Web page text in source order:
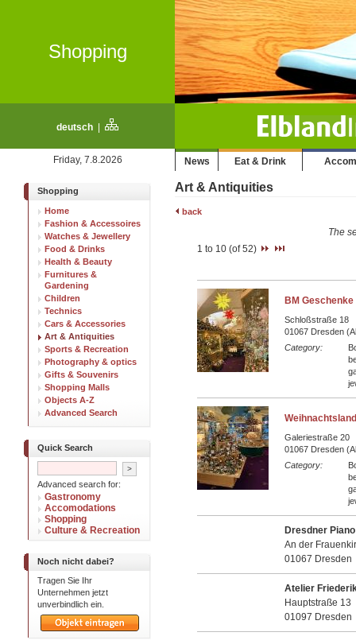
Shopping
deutsch
Friday, 7.8.2026 News Eat & Drink
Shopping
Home
Fashion & Accessoires
Watches & Jewellery
Food & Drinks
Health & Beauty
Furnitures &
Gardening
Children
Technics
Cars & Accessories
Art & Antiquities
Sports & Recreation
Photography & optics
Gifts & Souvenirs
Shopping Malls
Objects A-Z
Advanced Search
Quick Search
Advanced search for:
Gastronomy
Accomodations
Shopping
Culture & Recreation
Noch nicht dabei?
Tragen Sie Ihr
Unternehmen jetzt
unverbindlich ein.
Art & Antiquities
back
The
1 to 10 (of 52)
BM
Schloßstraße 18
01067 Dresden
Category:
Galeriestraße 20
01067 Dresden
Category:
Dresdner
An der
01067 Dresden
Atelier
Hauptstraße 13
01097 Dresden